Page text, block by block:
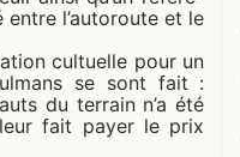
entre l’autoroute et le
cultuelle pour un
se sont fait :
du terrain n’a été
fait payer le prix